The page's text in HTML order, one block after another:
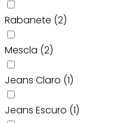
Rabanete (2)
Mescla (2)
Jeans Claro (1)
Jeans Escuro (1)